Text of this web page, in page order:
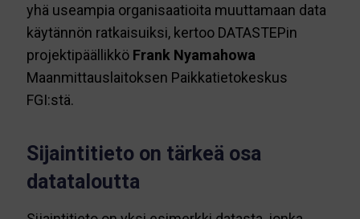
yhä useampia organisaatioita muuttamaan data
käytännön ratkaisuiksi, kertoo DATASTEPin
projektipäällikkö Frank Nyamahowa
Maanmittauslaitoksen Paikkatietokeskus
FGI:stä.
Sijaintitieto on tärkeä osa
datataloutta